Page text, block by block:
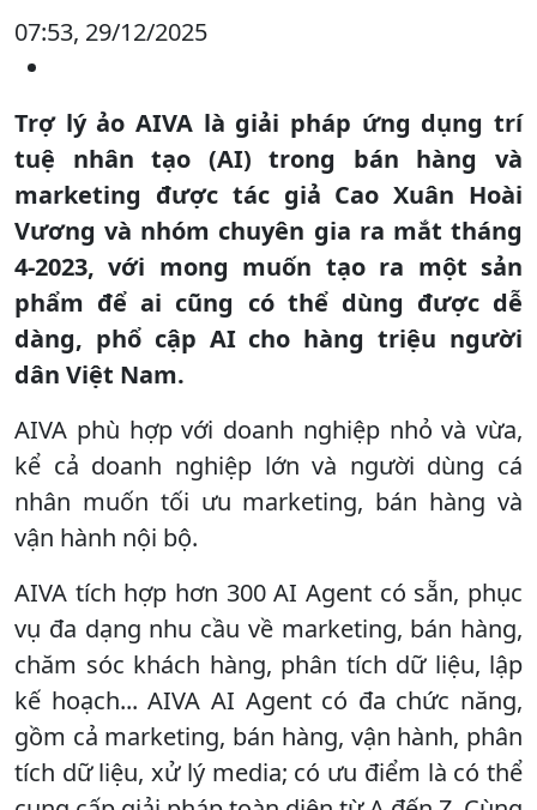
07:53, 29/12/2025
Trợ lý ảo AIVA là giải pháp ứng dụng trí
tuệ nhân tạo (AI) trong bán hàng và
marketing được tác giả Cao Xuân Hoài
Vương và nhóm chuyên gia ra mắt tháng
4-2023, với mong muốn tạo ra một sản
phẩm để ai cũng có thể dùng được dễ
dàng, phổ cập AI cho hàng triệu người
dân Việt Nam.
AIVA phù hợp với doanh nghiệp nhỏ và vừa,
kể cả doanh nghiệp lớn và người dùng cá
nhân muốn tối ưu marketing, bán hàng và
vận hành nội bộ.
AIVA tích hợp hơn 300 AI Agent có sẵn, phục
vụ đa dạng nhu cầu về marketing, bán hàng,
chăm sóc khách hàng, phân tích dữ liệu, lập
kế hoạch... AIVA AI Agent có đa chức năng,
gồm cả marketing, bán hàng, vận hành, phân
tích dữ liệu, xử lý media; có ưu điểm là có thể